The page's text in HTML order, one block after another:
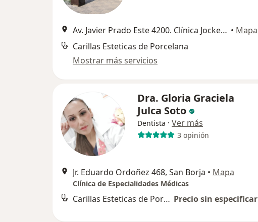
Av. Javier Prado Este 4200. Clínica Jockey Salud. Consultorio 603 3A / 3B. Centro Comercial Jockey Plaza., Surco • Mapa
Carillas Esteticas de Porcelana
Mostrar más servicios
Dra. Gloria Graciela
Julca Soto
Dentista · Ver más
3 opinión
Jr. Eduardo Ordoñez 468, San Borja • Mapa
Clínica de Especialidades Médicas
Carillas Esteticas de Porcelana Precio sin especificar